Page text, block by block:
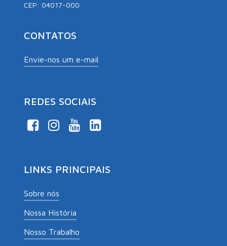
CEP: 04017-000
CONTATOS
Envie-nos um e-mail
REDES SOCIAIS
LINKS PRINCIPAIS
Sobre nós
Nossa História
Nosso Trabalho